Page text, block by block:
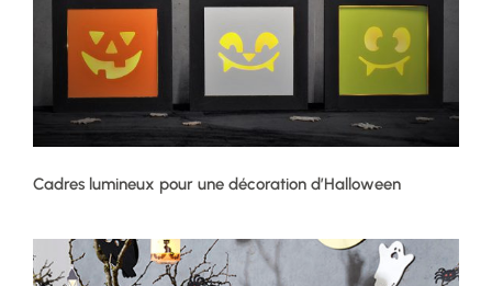
Cadres lumineux pour une décoration d’Halloween